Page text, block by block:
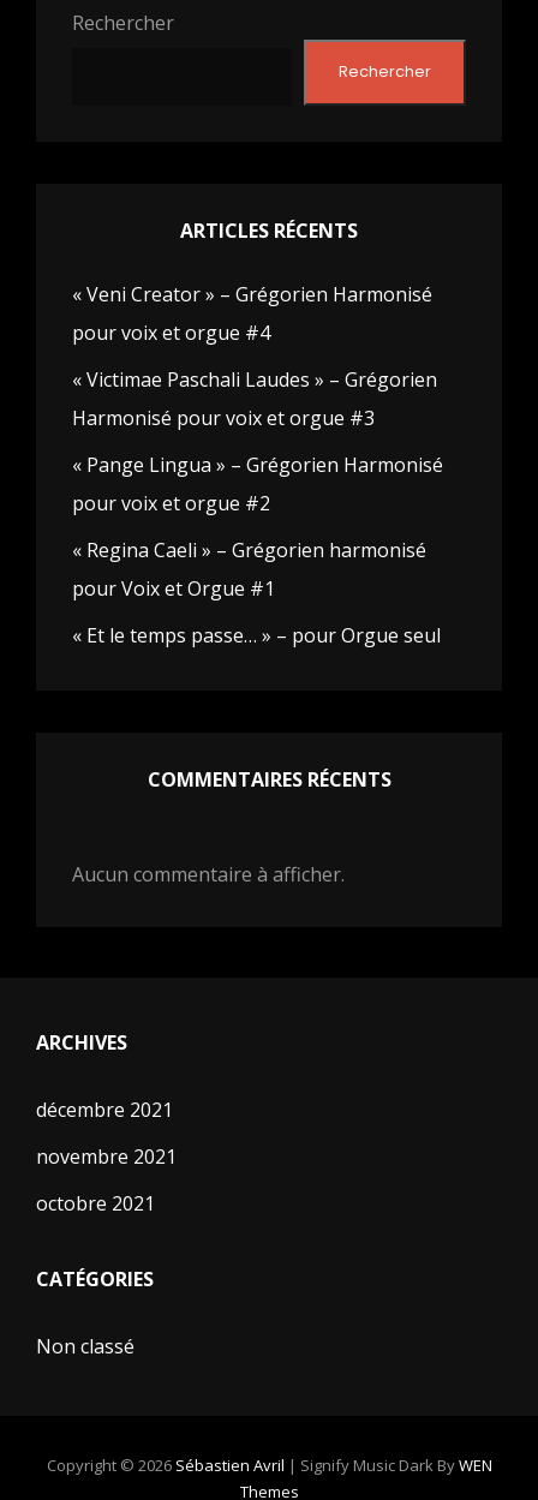
Rechercher
Rechercher
ARTICLES RÉCENTS
« Veni Creator » – Grégorien Harmonisé
pour voix et orgue #4
« Victimae Paschali Laudes » – Grégorien
Harmonisé pour voix et orgue #3
« Pange Lingua » – Grégorien Harmonisé
pour voix et orgue #2
« Regina Caeli » – Grégorien harmonisé
pour Voix et Orgue #1
« Et le temps passe… » – pour Orgue seul
COMMENTAIRES RÉCENTS
Aucun commentaire à afficher.
ARCHIVES
décembre 2021
novembre 2021
octobre 2021
CATÉGORIES
Non classé
Copyright © 2026 Sébastien Avril | Signify Music Dark ByWEN
Themes